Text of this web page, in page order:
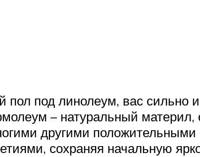
пол под линолеум, вас сильно
– натуральный
другими
сохраняя начальную